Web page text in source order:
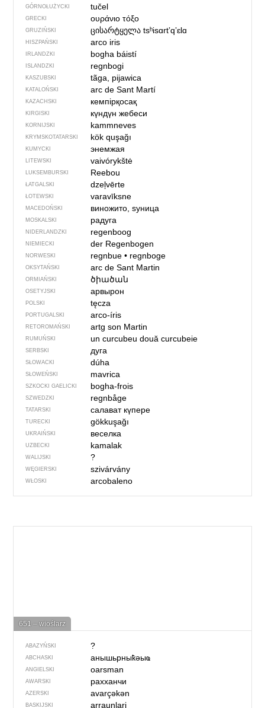
GÓRNOŁUŻYCKI tučel
GRECKI ουράνιο τόξο
GRUZIŃSKI ცისარტყელაtsʰisɑrtʼqʼɛlɑ
HISZPAŃSKI arco iris
IRLANDZKI bogha báistí
ISLANDZKI regnbogi
KASZUBSKI tãga, pijawica
KATALOŃSKI arc de Sant Martí
KAZACHSKI кемпірқосақ
KIRGISKI күндүн жебеси
KORNIJSKI kammneves
KRYMSKOTATARSKI kök quşağı
KUMYCKI энемжая
LITEWSKI vaivórykštė
LUKSEMBURSKI Reebou
ŁATGALSKI dzeļvērte
ŁOTEWSKI varavīksne
MACEDOŃSKI виножито, ѕуница
MOSKALSKI радуга
NIDERLANDZKI regenboog
NIEMIECKI der Regenbogen
NORWESKI regnbue• regnboge
OKSYTAŃSKI arc de Sant Martin
ORMIAŃSKI ծիածան
OSETYJSKI арвырон
POLSKI tęcza
PORTUGALSKI arco-íris
RETOROMAŃSKI artg son Martin
RUMUŃSKI un curcubeudouă curcubeie
SERBSKI дуга
SŁOWACKI dúha
SŁOWEŃSKI mavrica
SZKOCKI GAELICKI bogha-frois
SZWEDZKI regnbåge
TATARSKI салават күпере
TURECKI gökkuşağı
UKRAIŃSKI веселка
UZBECKI kamalak
WALIJSKI ?
WĘGIERSKI szivárvány
WŁOSKI arcobaleno
651 – wioślarz
ABAZYŃSKI ?
ABCHASKI анышьрныҟәыҩ
ANGIELSKI oarsman
AWARSKI рахханчи
AZERSKI avarçəkən
BASKIJSKI arraunlari